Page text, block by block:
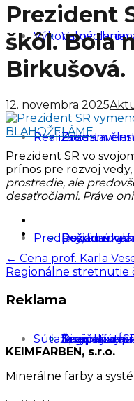
Valné
Dozorná
Disciplinárna
Výkon povolania
Zoznam
Požiadavky
Realizácie
Trojičný stĺp
Predpisy,
Legislatíva
Súťaže a
Prezident
škôl. Bola
Birkušová.
12. novembra 2025
Prezident SR vo
prínos pre rozvoj
prostredie, ale
desaťročiami. Práve
Post
navigation
← Cena prof. Karla
Regionálne stretnutie
Reklama
KEIMFARBEN, s.r.o.
Minerálne farby a